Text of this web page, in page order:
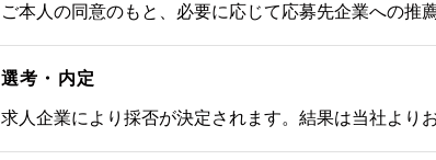
ご本人の同意のもと、必要に応じて応募先企業への推
選考・内定
求人企業により採否が決定されます。結果は当社より